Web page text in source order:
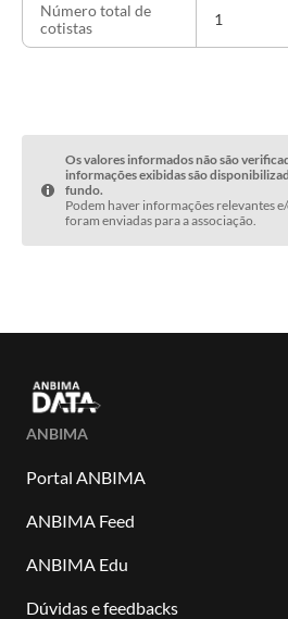
Número total de
cotistas
1
Os valores informados não são
informações exibidas são
fundo.
Podem haver informações relevantes
foram enviadas para a associação.
ANBIMA
Portal ANBIMA
ANBIMA Feed
ANBIMA Edu
Dúvidas e feedbacks